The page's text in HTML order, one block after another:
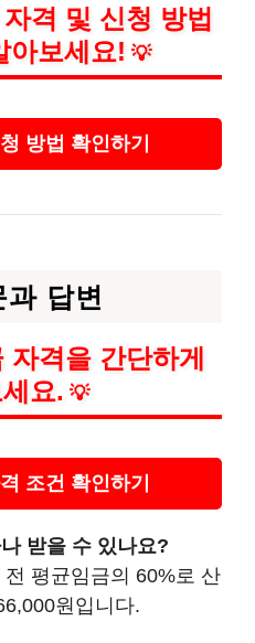
격 및 신청 방법
아보세요! 💡
방법 확인하기
답변
자격을 간단하게
요. 💡
조건 확인하기
받을 수 있나요?
평균임금의 60%로 산
원입니다.